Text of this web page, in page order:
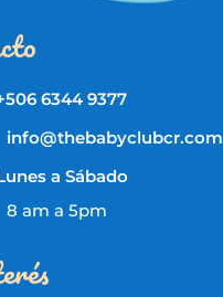
6344 9377
info@thebabyclubcr.com
a Sábado
8 am a 5pm